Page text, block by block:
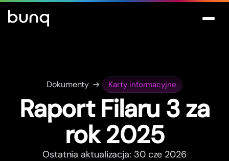
Dokumenty Karty informacyjne
RaportFilaru 3 za
rok 2025
Ostatnia aktualizacja: 30 cze 2026